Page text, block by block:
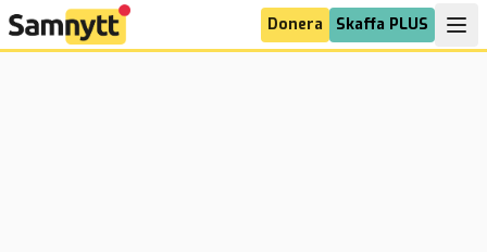
Donera Skaffa PLUS